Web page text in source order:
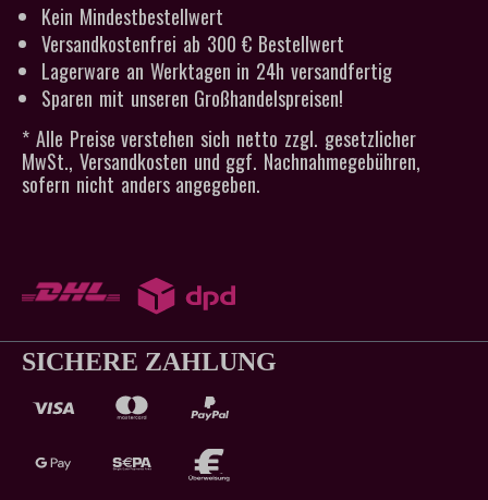
Kein Mindestbestellwert
Versandkostenfrei ab 300 € Bestellwert
Lagerware an Werktagen in 24h versandfertig
Sparen mit unseren Großhandelspreisen!
* Alle Preise verstehen sich netto zzgl. gesetzlicher
MwSt., Versandkosten und ggf. Nachnahmegebühren,
sofern nicht anders angegeben.
SICHERE ZAHLUNG